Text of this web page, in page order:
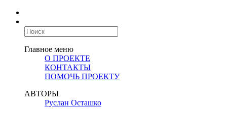
Главное меню
О ПРОЕКТЕ
КОНТАКТЫ
ПОМОЧЬ ПРОЕКТУ
АВТОРЫ
Руслан Осташко